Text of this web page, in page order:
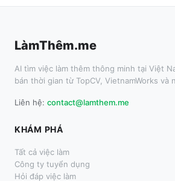
LàmThêm.me
AI tìm việc làm thêm thông minh tại Việt
bán thời gian từ TopCV, VietnamWorks và
Liên hệ: contact@lamthem.me
KHÁM PHÁ
Tất cả việc làm
Công ty tuyển dụng
Hỏi đáp việc làm